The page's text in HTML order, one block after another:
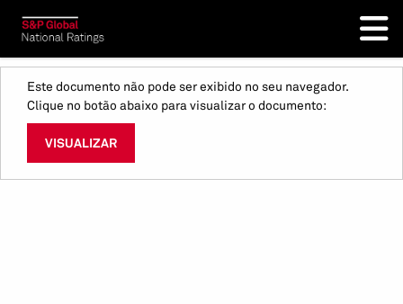
Este documento não pode ser exibido no seu navegador.
Clique no botão abaixo para visualizar o documento:
VISUALIZAR